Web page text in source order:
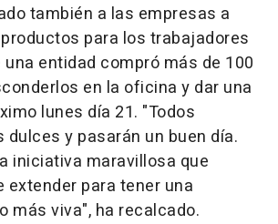
también a las empresas a
para los trabajadores
entidad compró más de 100
en la oficina y dar una
lunes día 21. "Todos
y pasarán un buen día.
iniciativa maravillosa que
extender para tener una
más viva", ha recalcado.